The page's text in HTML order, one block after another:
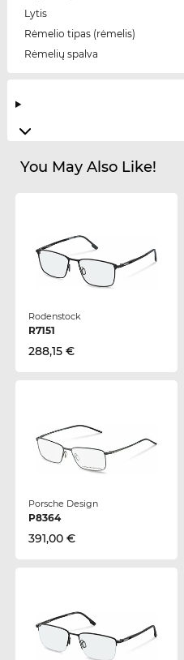
Lytis
Rėmelio tipas (rėmelis)
Rėmelių spalva
You May Also Like!
Rodenstock
R7151
288,15 €
Porsche Design
P8364
391,00 €